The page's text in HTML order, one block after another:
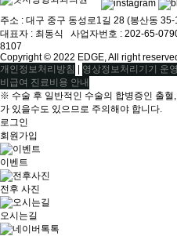
주소 : 대구 중구 동성로1길 28 (봉산동
대표자 : 최동식ㅤ 사업자번호 : 202-65-
8107
Copyright © 2022 EDGE, All right
개인정보처리방침 | 영상정보처리기기 운
비급여 진료비용 안내
※ 수술 후 일반적인 수술의 합병증인 출혈
가 있을수도 있으므로 주의해야 합니다.
로그인
회원가입
이벤트
전후 사진
오시는길